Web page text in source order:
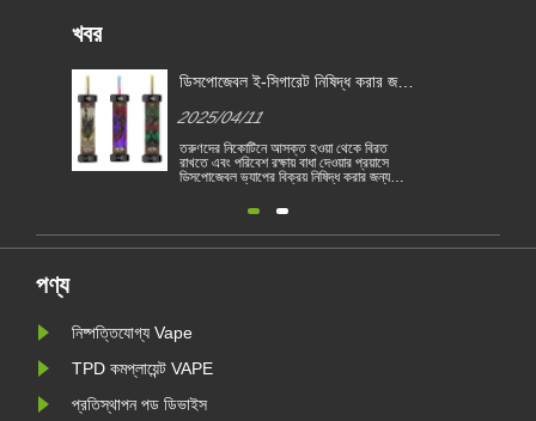
খবর
ডিসপোজেবল ই-সিগারেট নিষিদ্ধ করার জন্য
2025/04/11
তরুণদের নিকোটিনে আসক্ত হওয়া থেকে বিরত
রাখতে এবং পরিবেশ রক্ষায় বাধা দেওয়ার প্রয়াসে
ডিসপোজেবল ভ্যাপের বিক্রয় নিষিদ্ধ করার জন্য
জানুয়ারী থেকে স্বাস্থ্য ও পরিবেশগত ভিত্তিতে
নিষিদ্ধ করা হয়েছে। ইইউ দেশগুলি তামা......
পণ্য
নিষ্পত্তিযোগ্য Vape
TPD কমপ্লায়েন্ট VAPE
প্রতিস্থাপন পড ডিভাইস